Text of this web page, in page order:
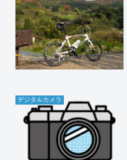
デジタルカメラ